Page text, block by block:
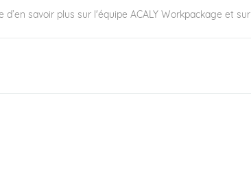
d’en savoir plus sur l'équipe ACALY Workpackage et